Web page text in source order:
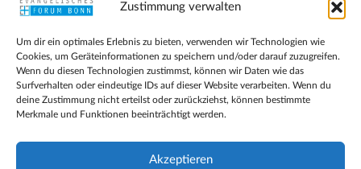
Zustimmung verwalten
Um dir ein optimales Erlebnis zu bieten, verwenden wir Technologien wie
Cookies, um Geräteinformationen zu speichern und/oder darauf zuzugreifen.
Wenn du diesen Technologien zustimmst, können wir Daten wie das
Surfverhalten oder eindeutige IDs auf dieser Website verarbeiten. Wenn du
deine Zustimmung nicht erteilst oder zurückziehst, können bestimmte
Merkmale und Funktionen beeinträchtigt werden.
Akzeptieren
Das Evangelische Forum Bonn will in seinen zentralen
persönlichen, beruflichen, kirchlichen und öffentlichen Lebens
eingehen, zu offener Begegnung und ehrlicher Auseinandersetzung
anregen und mithelfen, aus der Verheißung des Evangeliums heraus
im individuellen und gesellschaftlichen Leben verantwortlich zu
denken, zu reden und zu handeln.
Impressum